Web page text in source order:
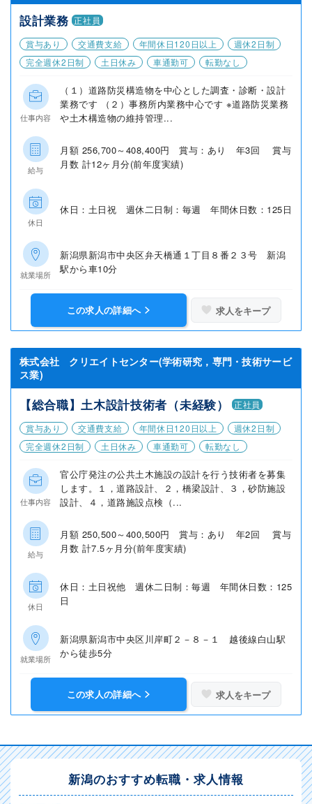
設計業務 正社員
賞与あり
交通費支給 年間休日120日以上
週休2日制
完全週休2日制
土日休み 車通勤可 転勤なし
仕事内容
（１）道路防災構造物を中心とした調査・診断・設計
業務です （２）事務所内業務中心です ※道路防災業務
や土木構造物の維持管理...
給与
月額 256,700～408,400円 賞与：あり 年3回 賞与
月数 計12ヶ月分(前年度実績)
休日
休日：土日祝 週休二日制：毎週 年間休日数：125日
就業場所
新潟県新潟市中央区弁天橋通１丁目８番２３号 新潟
駅から車10分
この求人の詳細へ 求人をキープ
株式会社 クリエイトセンター(学術研究，専門・技術サービ
ス業)
【総合職】土木設計技術者（未経験）
正社員
賞与あり
交通費支給 年間休日120日以上
週休2日制
完全週休2日制
土日休み 車通勤可 転勤なし
仕事内容
官公庁発注の公共土木施設の設計を行う技術者を募集
します。１，道路設計、２，橋梁設計、３，砂防施設
設計、４，道路施設点検（...
給与
月額 250,500～400,500円 賞与：あり 年2回 賞与
月数 計7.5ヶ月分(前年度実績)
休日
休日：土日祝他 週休二日制：毎週 年間休日数：125
日
就業場所
新潟県新潟市中央区川岸町２－８－１ 越後線白山駅
から徒歩5分
この求人の詳細へ 求人をキープ
新潟のおすすめ転職・求人情報